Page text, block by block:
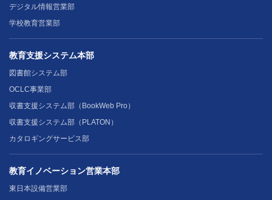
デジタル情報営業部
学校教育営業部
教育支援システム本部
図書館システム部
OCLC事業部
収書支援システム部（BookWeb Pro）
収書支援システム部（PLATON）
カタロギングサービス部
教育イノベーション営業本部
東日本設備営業部